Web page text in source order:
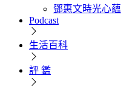
鄧惠文時光心蘊
Podcast
生活百科
評 鑑